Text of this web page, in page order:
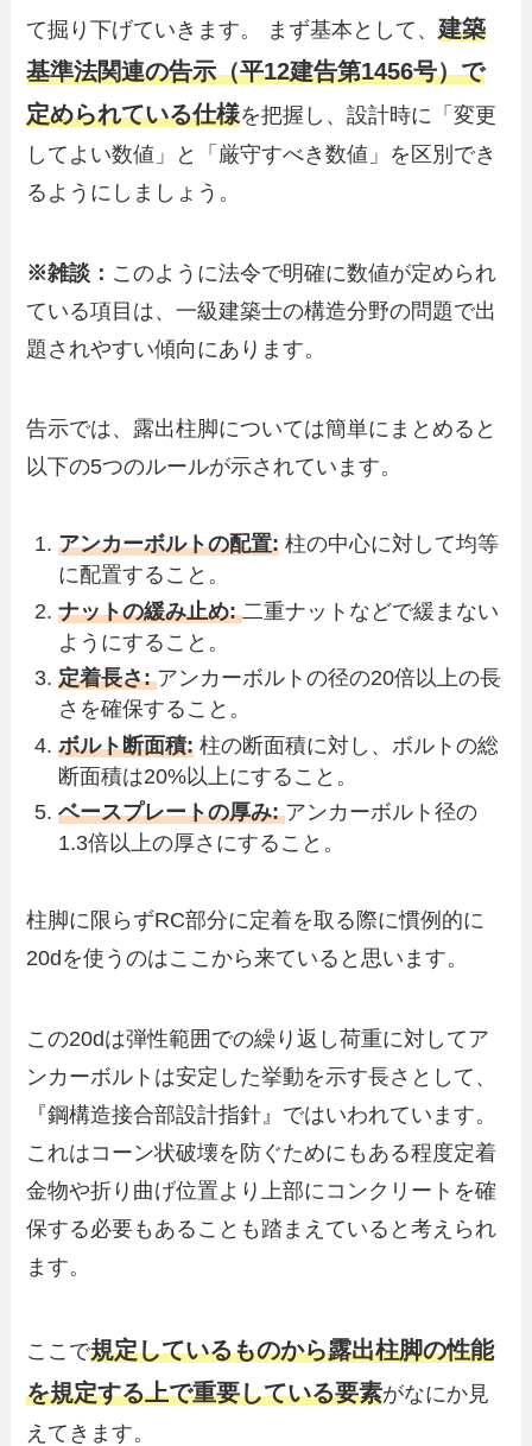
て掘り下げていきます。 まず基本として、建築
基準法関連の告示（平12建告第1456号）で
定められている仕様を把握し、設計時に「変更
してよい数値」と「厳守すべき数値」を区別でき
るようにしましょう。
※雑談： このように法令で明確に数値が定められ
ている項目は、一級建築士の構造分野の問題で出
題されやすい傾向にあります。
告示では、露出柱脚については簡単にまとめると
以下の5つのルールが示されています。
アンカーボルトの配置: 柱の中心に対して均等
に配置すること。
ナットの緩み止め: 二重ナットなどで緩まない
ようにすること。
定着長さ: アンカーボルトの径の20倍以上の長
さを確保すること。
ボルト断面積: 柱の断面積に対し、ボルトの総
断面積は20%以上にすること。
ベースプレートの厚み: アンカーボルト径の
1.3倍以上の厚さにすること。
柱脚に限らずRC部分に定着を取る際に慣例的に
20dを使うのはここから来ていると思います。
この20dは弾性範囲での繰り返し荷重に対してア
ンカーボルトは安定した挙動を示す長さとして、
『鋼構造接合部設計指針』ではいわれています。
これはコーン状破壊を防ぐためにもある程度定着
金物や折り曲げ位置より上部にコンクリートを確
保する必要もあることも踏まえていると考えられ
ます。
ここで規定しているものから露出柱脚の性能
を規定する上で重要している要素がなにか見
えてきます。